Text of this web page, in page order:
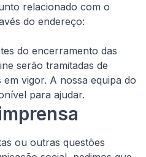
relacionado com o
do endereço:
do encerramento das
serão tramitadas de
vigor. A nossa equipa do
para ajudar.
ou outras questões